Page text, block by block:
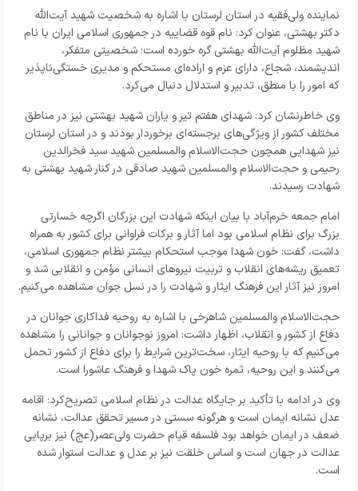
نماینده ولی‌فقیه در استان لرستان با اشاره به شخصیت شهید آیت‌الله
دکتر بهشتی، عنوان کرد: نام قوه قضاییه در جمهوری اسلامی ایران با نام
شهید مظلوم آیت‌الله بهشتی گره خورده است؛ شخصیتی متفکر،
اندیشمند، شجاع، دارای عزم و اراده‌ای مستحکم و مدیری خستگی‌ناپذیر
که امور را با منطق، تدبیر و استدلال دنبال می‌کرد.
وی خاطرنشان کرد: شهدای هفتم تیر و یاران شهید بهشتی نیز در مناطق
مختلف کشور از ویژگی‌های برجسته‌ای برخوردار بودند و در استان لرستان
نیز شهدایی همچون حجت‌الاسلام والمسلمین شهید سید فخرالدین
رحیمی و حجت‌الاسلام والمسلمین شهید صادقی در کنار شهید بهشتی به
شهادت رسیدند.
امام جمعه خرم‌آباد با بیان اینکه شهادت این بزرگان اگرچه خسارتی
بزرگ برای نظام اسلامی بود اما آثار و برکات فراوانی برای کشور به همراه
داشت، گفت: خون شهدا موجب استحکام بیشتر نظام جمهوری اسلامی،
تعمیق ریشه‌های انقلاب و تربیت نیروهای انسانی مؤمن و انقلابی شد و
امروز نیز آثار این فرهنگ ایثار و شهادت را در نسل جوان مشاهده می‌کنیم.
حجت‌الاسلام والمسلمین شاهرخی با اشاره به روحیه فداکاری جوانان در
دفاع از کشور و انقلاب، اظهار داشت: امروز نوجوانان و جوانانی را مشاهده
می‌کنیم که با روحیه ایثار، سخت‌ترین شرایط را برای دفاع از کشور تحمل
می‌کنند و این روحیه، ثمره خون پاک شهدا و فرهنگ عاشورا است.
وی در ادامه با تأکید بر جایگاه عدالت در نظام اسلامی تصریح‌کرد: اقامه
عدل نشانه ایمان است و هرگونه سستی در مسیر تحقق عدالت، نشانه
ضعف در ایمان خواهد بود فلسفه قیام حضرت ولی‌عصر(عج) نیز برپایی
عدالت در جهان است و اساس خلقت نیز بر عدل و عدالت استوار شده
است.